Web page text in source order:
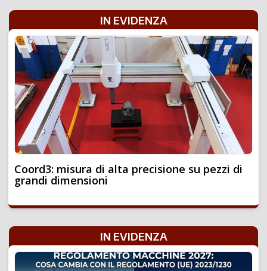
IN EVIDENZA
Coord3: misura di alta precisione su pezzi di
grandi dimensioni
IN EVIDENZA